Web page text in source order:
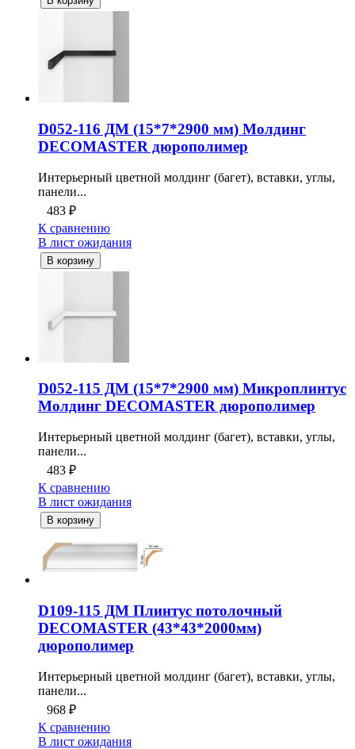
D052-116 ДМ (15*7*2900 мм) Молдинг
DECOMASTER дюрополимер
Интерьерный цветной молдинг (багет), вставки, углы,
панели...
483 ₽
К сравнению
В лист ожидания
В корзину
D052-115 ДМ (15*7*2900 мм) Микроплинтус
Молдинг DECOMASTER дюрополимер
Интерьерный цветной молдинг (багет), вставки, углы,
панели...
483 ₽
К сравнению
В лист ожидания
В корзину
D109-115 ДМ Плинтус потолочный
DECOMASTER (43*43*2000мм)
дюрополимер
Интерьерный цветной молдинг (багет), вставки, углы,
панели...
968 ₽
К сравнению
В лист ожидания